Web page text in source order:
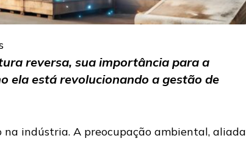
reversa, sua importância para a
ela está revolucionando a gestão de
na indústria. A preocupação ambiental, aliada